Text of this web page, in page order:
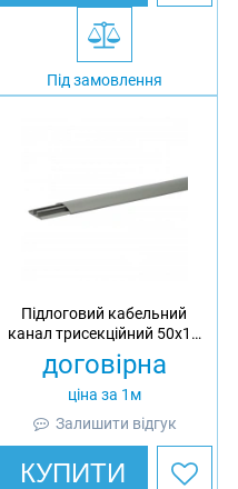
Під замовлення
Підлоговий кабельний
канал трисекційний 50х12
Ultra, ПВХ, довжина 2 м
договірна
ціна за 1м
Залишити відгук
КУПИТИ